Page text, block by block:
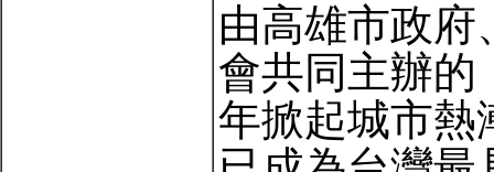
由高雄市政府
會共同主辦的
年掀起城市熱